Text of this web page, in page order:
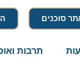
תרבות ואוכל